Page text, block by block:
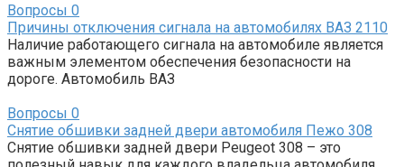
Вопросы 0
Причины отключения сигнала на автомобилях ВАЗ 2110
Наличие работающего сигнала на автомобиле является
важным элементом обеспечения безопасности на
дороге. Автомобиль ВАЗ
Вопросы 0
Снятие обшивки задней двери автомобиля Пежо 308
Снятие обшивки задней двери Peugeot 308 – это